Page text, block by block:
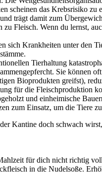
scheinen das Krebsrisiko
trägt damit zum
Fleisch. Wenn du lernst,
sich Krankheiten unter den
Tierhaltung
Sie können
Bioprodukten greifst),
für die Fleischproduktion
und einheimische
zum Einsatz, um die Tiere
Kantine doch schwach
für dich nicht richtig
in die Nudelsoße.